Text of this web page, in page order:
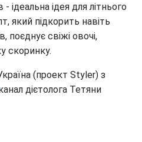
ідеальна ідея для літнього
який підкорить навіть
поєднує свіжі овочі,
скоринку.
(проект Styler) з
дієтолога Тетяни